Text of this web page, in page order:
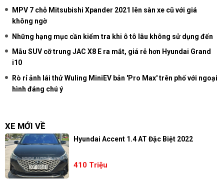
MPV 7 chỗ Mitsubishi Xpander 2021 lên sàn xe cũ với giá
không ngờ
Những hạng mục cần kiểm tra khi ô tô lâu không sử dụng đến
Mẫu SUV cỡ trung JAC X8 E ra mắt, giá rẻ hơn Hyundai Grand
i10
Rò rỉ ảnh lái thử Wuling MiniEV bản 'Pro Max' trên phố với ngoại
hình đáng chú ý
XE MỚI VỀ
Hyundai Accent 1.4 AT Đặc Biệt 2022
410 Triệu